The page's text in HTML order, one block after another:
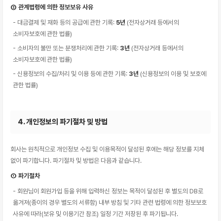
② 관계법령에 의한 정보보유 사유
- 대금결제 및 재화 등의 공급에 관한 기록: 5년 (전자상거래 등에서의
소비자보호에 관한 법률)
- 소비자의 불만 또는 분쟁처리에 관한 기록: 3년 (전자상거래 등에서의
소비자보호에 관한 법률)
- 신용정보의 수집/처리 및 이용 등에 관한 기록: 3년 (신용정보의 이용 및 보호에
관한 법률)
4. 개인정보의 파기절차 및 방법
회사는 원칙적으로 개인정보 수집 및 이용목적이 달성된 후에는 해당 정보를 지체
없이 파기합니다. 파기절차 및 방법은 다음과 같습니다.
① 파기절차
- 회원님이 회원가입 등을 위해 입력하신 정보는 목적이 달성된 후 별도의 DB로
옮겨져(종이의 경우 별도의 서류함) 내부 방침 및 기타 관련 법령에 의한 정보보호
사유에 따라(보유 및 이용기간 참조) 일정 기간 저장된 후 파기됩니다.